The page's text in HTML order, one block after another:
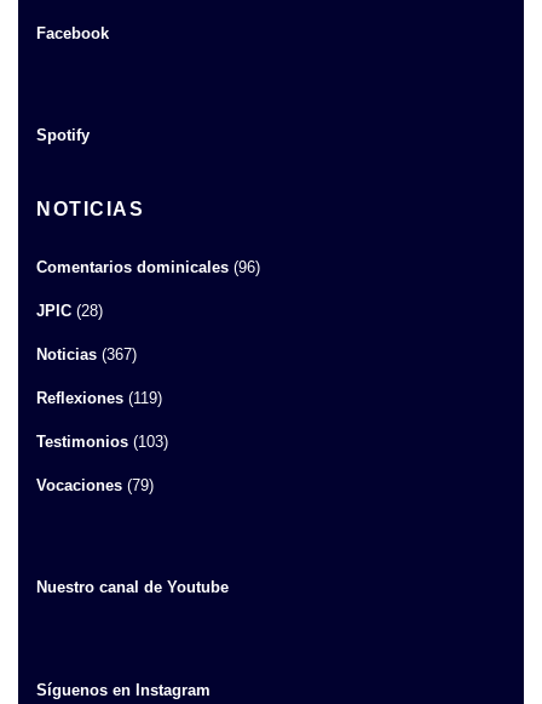
Facebook
Spotify
NOTICIAS
Comentarios dominicales (96)
JPIC (28)
Noticias (367)
Reflexiones (119)
Testimonios (103)
Vocaciones (79)
Nuestro canal de Youtube
Síguenos en Instagram